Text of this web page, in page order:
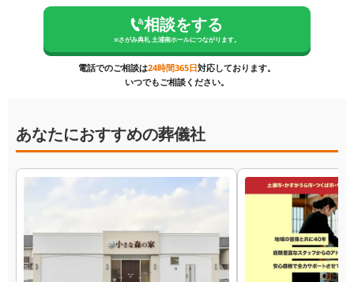
相談をする
※さがみ典礼 土浦南ホールにつながります。
電話でのご相談は24時間365日対応しております。
いつでもご相談ください。
あなたにおすすめの葬儀社